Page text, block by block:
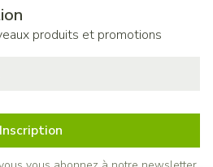
produits et promotions
Inscription